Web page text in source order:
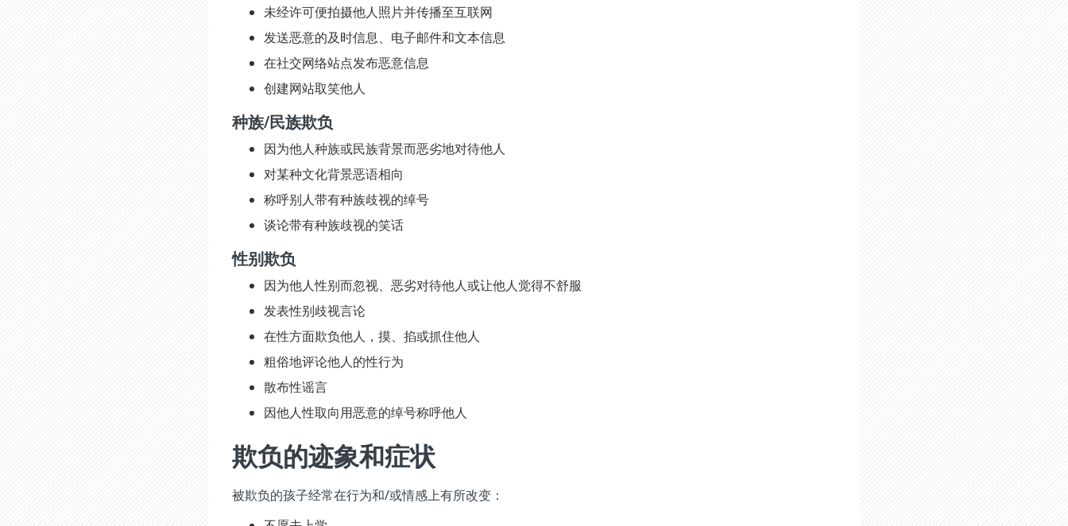
未经许可便拍摄他人照片并传播至互联网
发送恶意的及时信息、电子邮件和文本信息
在社交网络站点发布恶意信息
创建网站取笑他人
种族/民族欺负
因为他人种族或民族背景而恶劣地对待他人
对某种文化背景恶语相向
称呼别人带有种族歧视的绰号
谈论带有种族歧视的笑话
性别欺负
因为他人性别而忽视、恶劣对待他人或让他人觉得不舒服
发表性别歧视言论
在性方面欺负他人，摸、掐或抓住他人
粗俗地评论他人的性行为
散布性谣言
因他人性取向用恶意的绰号称呼他人
欺负的迹象和症状
被欺负的孩子经常在行为和/或情感上有所改变：